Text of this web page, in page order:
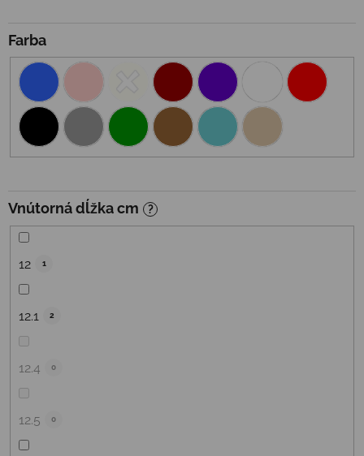
Farba
Vnútorná dĺžka cm ?
12 1
12.1 2
12.4 0
12.5 0